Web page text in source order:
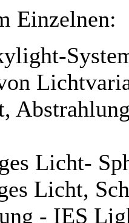
Einzelnen:
Licht-
Licht,
- IES